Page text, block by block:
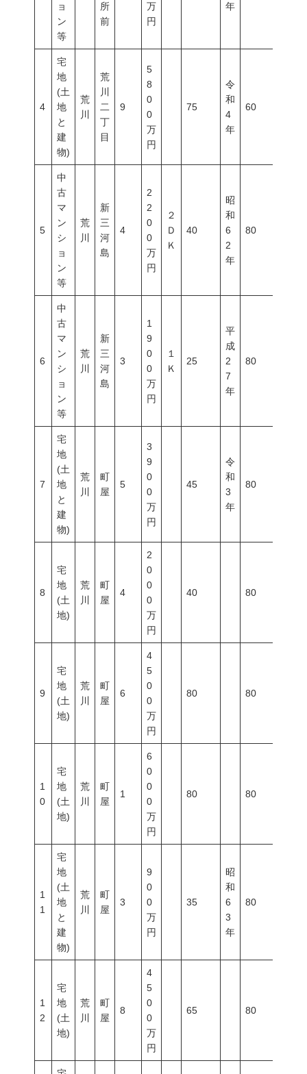
ョ
ン
等
所
前
万
円
年
4
宅
地
(土
地
と
建
物)
荒
川
荒
川
二
丁
目
9
5
8
0
0
万
円
75
令
和
4
年
60
5
中
古
マ
ン
シ
ョ
ン
等
荒
川
新
三
河
島
4
2
2
0
0
万
円
２
Ｄ
Ｋ
40
昭
和
6
2
年
80
6
中
古
マ
ン
シ
ョ
ン
等
荒
川
新
三
河
島
3
1
9
0
0
万
円
１
Ｋ
25
平
成
2
7
年
80
7
宅
地
(土
地
と
建
物)
荒
川
町
屋
5
3
9
0
0
万
円
45
令
和
3
年
80
8
宅
地
(土
地)
荒
川
町
屋
4
2
0
0
0
万
円
40 80
9
宅
地
(土
地)
荒
川
町
屋
6
4
5
0
0
万
円
80 80
1
0
宅
地
(土
地)
荒
川
町
屋
1
6
0
0
0
万
円
80 80
1
1
宅
地
(土
地
と
建
物)
荒
川
町
屋
3
9
0
0
万
円
35
昭
和
6
3
年
80
1
2
宅
地
(土
地)
荒
川
町
屋
8
4
5
0
0
万
円
65 80